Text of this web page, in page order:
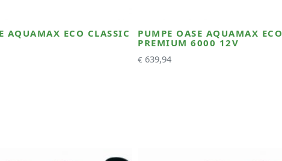
AQUAMAX ECO CLASSIC
PUMPE OASE AQUAMAX ECO
PREMIUM 6000 12V
€ 639,94